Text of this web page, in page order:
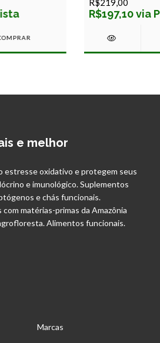
R$197,10 via
e melhor
estresse oxidativo e protegem seus
e imunológico. Suplementos
e chás funcionais.
matérias-primas da Amazônia
Alimentos funcionais.
Marcas